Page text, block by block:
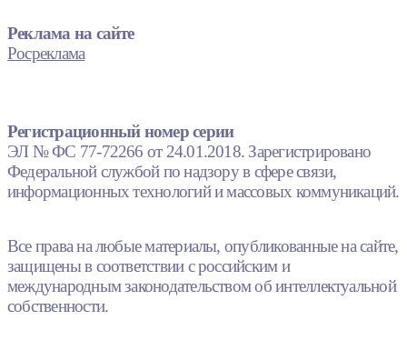
Реклама на сайте
Росреклама
Регистрационный номер серии
ЭЛ № ФС 77-72266 от 24.01.2018. Зарегистрировано
Федеральной службой по надзору в сфере связи,
информационных технологий и массовых коммуникаций.
Все права на любые материалы, опубликованные на сайте,
защищены в соответствии с российским и
международным законодательством об интеллектуальной
собственности.